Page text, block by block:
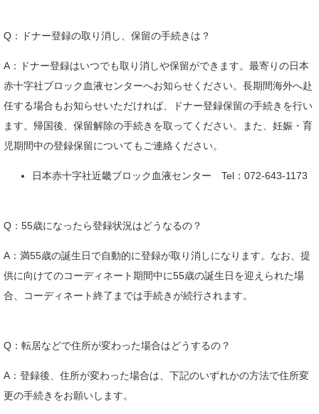
Q：ドナー登録の取り消し、保留の手続きは？
A：ドナー登録はいつでも取り消しや保留ができます。最寄りの日本
赤十字社ブロック血液センターへお知らせください。長期間海外へ赴
任する場合もお知らせいただければ、ドナー登録保留の手続きを行い
ます。帰国後、保留解除の手続きを取ってください。また、妊娠・育
児期間中の登録保留についてもご連絡ください。
日本赤十字社近畿ブロック血液センター Tel：072-643-1173
Q：55歳になったら登録状況はどうなるの？
A：満55歳の誕生日で自動的に登録が取り消しになります。なお、提
供に向けてのコーディネート期間中に55歳の誕生日を迎えられた場
合、コーディネート終了までは手続きが続行されます。
Q：転居などで住所が変わった場合はどうするの？
A：登録後、住所が変わった場合は、下記のいずれかの方法で住所変
更の手続きをお願いします。